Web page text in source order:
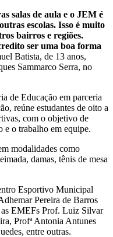
salas de aula e o JEM é
escolas. Isso é muito
bairros e regiões.
ser uma boa forma
Batista, de 13 anos,
Sammarco Serra, no
de Educação em parceria
reúne estudantes de oito a
com o objetivo de
e o trabalho em equipe.
modalidades como
damas, tênis de mesa
Esportivo Municipal
Pereira de Barros
as EMEFs Prof. Luiz Silvar
Profª Antonia Antunes
entre outras.